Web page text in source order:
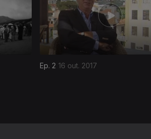
Ep. 2 16 out. 2017